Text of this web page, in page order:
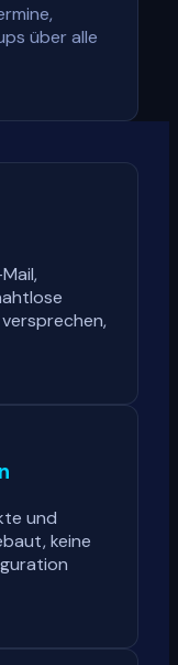
über alle
und
keine